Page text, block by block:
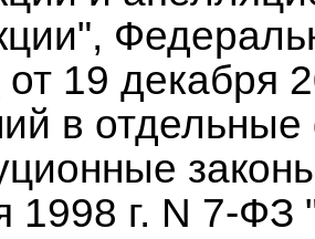
от 19 декабря
в
1998 г. N 7-